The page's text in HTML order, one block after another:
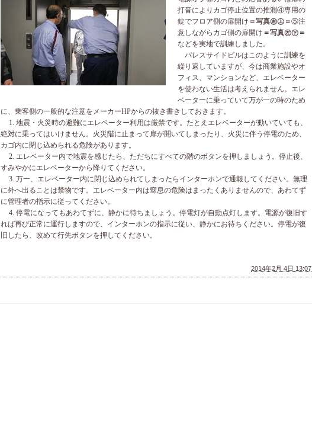
打音によりカゴ停止位置の推測④専用の
錠でフロア側の扉開け ＝写真㊧㊤＝⑤注
意しながらカゴ側の扉開け ＝写真㊧㊦＝
などを実地で訓練しました。
パレスサイドビルはこのように訓練を
繰り返していますが、今は商業施設やオ
フィス、マンションなど、エレベーター
を使わない生活は考えられません。エレ
ベーターに乗っていて万が一の時のため
に、乗客側の一般的な注意をメーカーHPからの抜き書きしておきます。
1. 地震・火災時の避難にエレベーター利用は厳禁です。たとえエレベーターが動いていても、
絶対に乗ってはいけません。火災階に止まって扉が開いてしまったり、火災に伴う停電のため、
カゴ内に閉じ込められる危険があります。
2. エレベーター内で地震を感じたら、ただちにすべての階のボタンを押しましょう。停止後、
すみやかにエレベーターから降りてください。
3. 万一、エレベーター内に閉じ込められてしまったらインターホンで通報してください。無理
に外へ出ることは禁物です。エレベーター内は窒息の危険はまったくありませんので、あわてず
に管理者の指示に従ってください。
4. 停電になってもあわてずに、静かに待ちましょう。停電灯が自動点灯します。電源が復旧す
れば再び正常に運行しますので、インターホンの指示に従い、静かにお待ちください。停電が復
旧したら、改めて行先ボタンを押してください。
2014年2月 4日 13:07